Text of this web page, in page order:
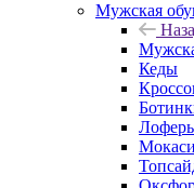
Мужская
Кеды